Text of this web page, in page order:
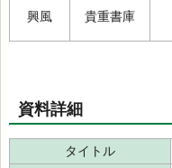
興風 貴重書庫
資料詳細
タイトル